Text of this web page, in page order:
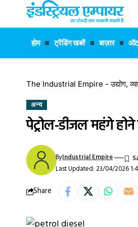
होम ट्रेंडिंग खबरें बाज़ार
The Industrial Empire - उद्योग,
अन्य
पेट्रोल-डीजल महंगे
Last Updated: 23/04/2026
ByIndustrial Empire
Share